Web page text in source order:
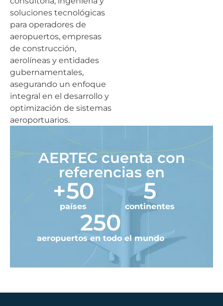
soluciones tecnológicas
para operadores de
aeropuertos, empresas
de construcción,
aerolíneas y entidades
gubernamentales,
asegurando un enfoque
integral en el desarrollo y
optimización de sistemas
aeroportuarios.
AERTEC cuenta con
referencias en
países
+50
continentes
5
aeropuertos en todo el mundo
250